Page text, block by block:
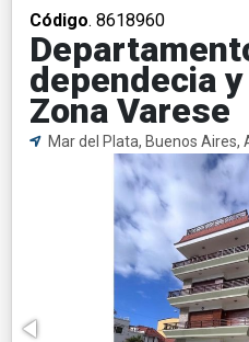
Código. 8618960
dependecia
Zona Varese
Mar del Plata, Buenos Aires,